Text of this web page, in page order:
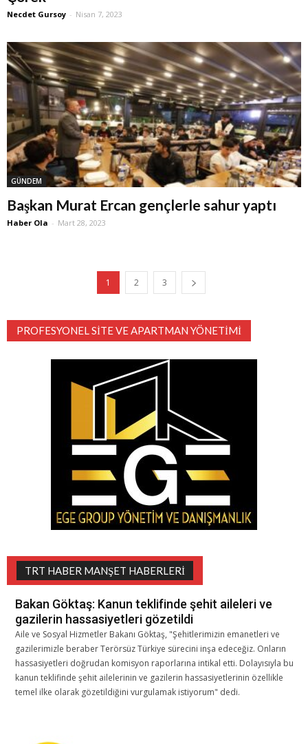
Necdet Gursoy - Nisan 7, 2023
GÜNDEM
Başkan Murat Ercan gençlerle sahur yaptı
Haber Ola - Mart 28, 2023
1 2 3
PROFESYONEL SITE VE APARTMAN YÖNETIMI
TRT HABER MANŞET HABERLERI
Bakan Göktaş: Kanun teklifinde şehit aileleri ve
gazilerin hassasiyetleri gözetildi
Aile ve Sosyal Hizmetler Bakanı Göktaş, "Şehitlerimizin emanetleri ve
gazilerimizle beraber Terörsüz Türkiye sürecini inşa edeceğiz. Onların
hassasiyetleri doğrudan komisyon raporlarına intikal etti. Dolayısıyla bu
kanun teklifinde şehit ailelerinin ve gazilerin hassasiyetlerinin özellikle
temel ilke olarak gözetildiğini vurgulamak istiyorum" dedi.